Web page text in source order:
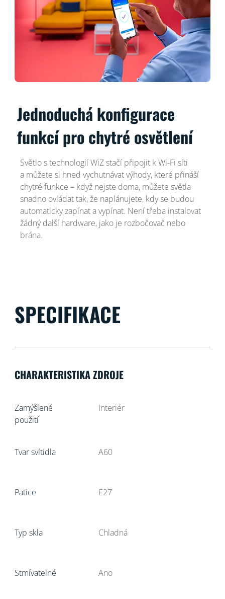
Jednoduchá konfigurace
funkcí pro chytré osvětlení
Světlo s technologií WiZ stačí připojit k Wi-Fi síti
a můžete si hned vychutnávat výhody, které přináší
chytré funkce – když nejste doma, můžete světla
snadno ovládat tak, že naplánujete, kdy se budou
automaticky zapínat a vypínat. Není třeba instalovat
žádný další hardware, jako je rozbočovač nebo
brána.
SPECIFIKACE
CHARAKTERISTIKA ZDROJE
Zamýšlené
použití
Interiér
Tvar svítidla A60
Patice E27
Typ skla Chladná
Stmívatelné Ano